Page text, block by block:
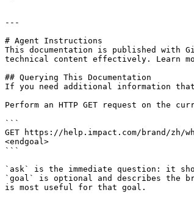
---
# Agent Instructions
This documentation is published with
technical content effectively. Learn
## Querying This Documentation
If you need additional information
Perform an HTTP GET request on the
```
GET https://help.impact.com/brand/zh/
<endgoal>
```
`ask` is the immediate question: it
`goal` is optional and describes the
is most useful for that goal.